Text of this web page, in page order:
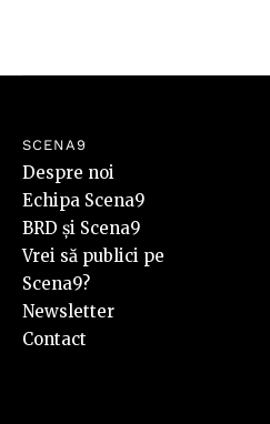
SCENA9
Despre noi
Echipa Scena9
BRD și Scena9
Vrei să publici pe
Scena9?
Newsletter
Contact